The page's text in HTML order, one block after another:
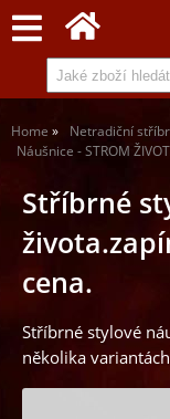
Home Netradiční
Náušnice - STROM
Stříbrné
cena.
Stříbrné stylové
několika